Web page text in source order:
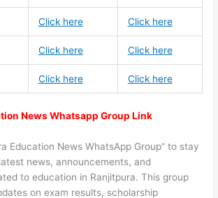
Click here Click here
Click here Click here
Click here Click here
News Whatsapp Group Link
Education News WhatsApp Group” to stay
news, announcements, and
to education in Ranjitpura. This group
on exam results, scholarship